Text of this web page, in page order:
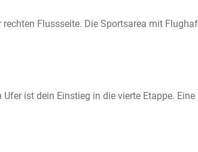
Flussseite. Die Sportsarea mit
ist dein Einstieg in die vierte Etappe.